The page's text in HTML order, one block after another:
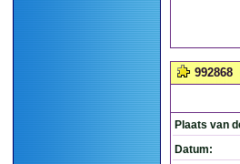
992868
Plaats van
Datum: